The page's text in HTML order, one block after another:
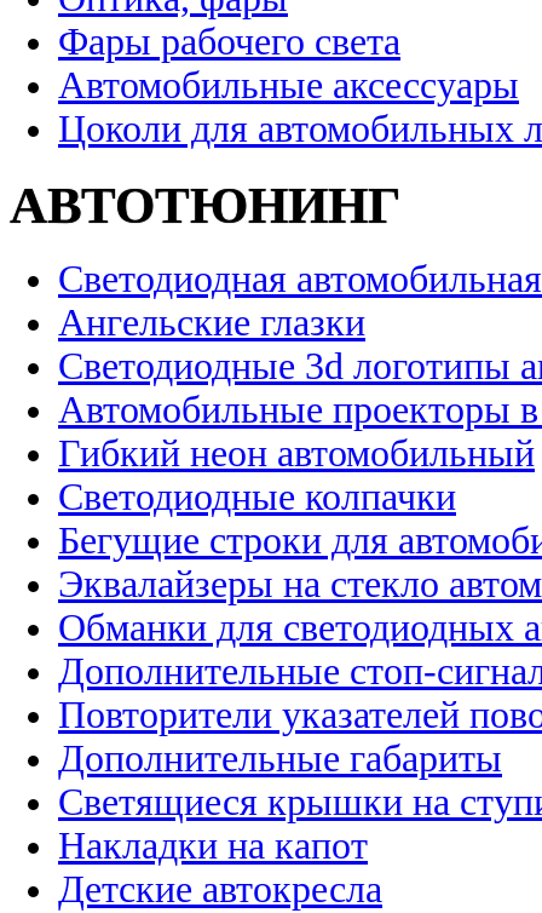
Фары рабочего света
Автомобильные аксессуары
Цоколи для автомобильных
АВТОТЮНИНГ
Светодиодная
Ангельские глазки
Светодиодные 3d логотипы
Автомобильные проекторы
Гибкий неон автомобильный
Светодиодные колпачки
Бегущие строки для
Эквалайзеры на стекло
Обманки для светодиодных
Дополнительные стоп-
Повторители указателей
Дополнительные габариты
Светящиеся крышки на
Накладки на капот
Детские автокресла